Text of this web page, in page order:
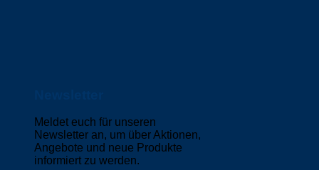
Meldet euch für unseren
Newsletter an, um über Aktionen,
Angebote und neue Produkte
informiert zu werden.